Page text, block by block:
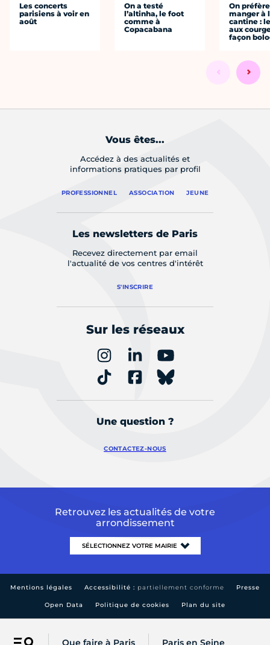
Que faire à Paris Paris en Seine
Les concerts
parisiens à voir en
août
On a testé
l’altinha, le foot
comme à
Copacabana
On préfère
manger à
cantine :
aux
façon
Vous êtes...
Accédez à des actualités et
informations pratiques par profil
PROFESSIONNEL ASSOCIATION JEUNE
Les newsletters de Paris
Recevez directement par email
l'actualité de vos centres d'intérêt
S'INSCRIRE
Sur les réseaux
Une question ?
CONTACTEZ-NOUS
Retrouvez les actualités de votre
arrondissement
Mentions légales Accessibilité : partiellement conforme Presse
Open Data Politique de cookies Plan du site